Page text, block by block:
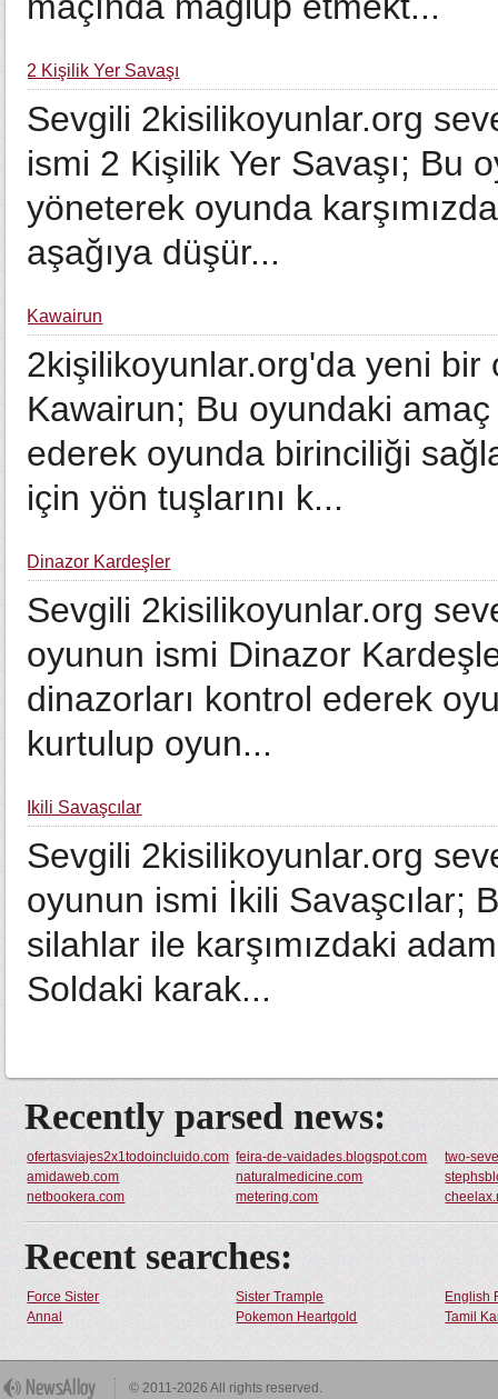
2 Kişilik Yer Savaşı
Sevgili 2kisilikoyunlar.org
ismi 2 Kişilik Yer Savaşı; Bu
yöneterek oyunda
aşağıya düşür...
Kawairun
2kişilikoyunlar.org'da yeni
Kawairun; Bu oyundaki
ederek oyunda birinciliği
için yön tuşlarını k...
Dinazor Kardeşler
Sevgili 2kisilikoyunlar.org
oyunun ismi Dinazor
dinazorları kontrol ederek
kurtulup oyun...
İkili Savaşcılar
Sevgili 2kisilikoyunlar.org
oyunun ismi İkili Savaşcılar;
silahlar ile karşımızdaki
Soldaki karak...
Recently parsed news:
ofertasviajes2x1todoincluido.com feira-de-vaidades.blogspot.com
two-
amidaweb.com
naturalmedicine.com
netbookera.com
metering.com
Recent searches:
Force Sister Sister Trample
English
Annal
Pokemon Heartgold Tamil
© 2011-2026 All rights reserved.